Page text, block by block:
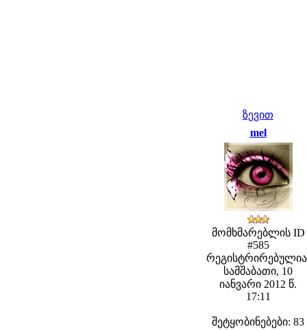
ზევით
mel
მომხმარებლის ID
#585
სამშაბათი, 10
იანვარი 2012 წ.
17:11
შეტყობინებები: 83